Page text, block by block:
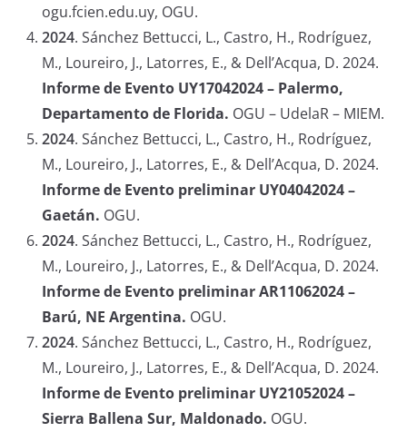
ogu.fcien.edu.uy, OGU.
2024. Sánchez Bettucci, L., Castro, H., Rodríguez,
M., Loureiro, J., Latorres, E., & Dell’Acqua, D. 2024.
Informe de Evento UY17042024 – Palermo,
Departamento de Florida. OGU – UdelaR – MIEM.
2024. Sánchez Bettucci, L., Castro, H., Rodríguez,
M., Loureiro, J., Latorres, E., & Dell’Acqua, D. 2024.
Informe de Evento preliminar UY04042024 –
Gaetán. OGU.
2024. Sánchez Bettucci, L., Castro, H., Rodríguez,
M., Loureiro, J., Latorres, E., & Dell’Acqua, D. 2024.
Informe de Evento preliminar AR11062024 –
Barú, NE Argentina. OGU.
2024. Sánchez Bettucci, L., Castro, H., Rodríguez,
M., Loureiro, J., Latorres, E., & Dell’Acqua, D. 2024.
Informe de Evento preliminar UY21052024 –
Sierra Ballena Sur, Maldonado. OGU.